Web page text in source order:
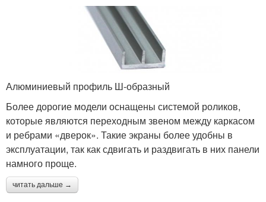
Алюминиевый профиль Ш-образный
Более дорогие модели оснащены системой роликов,
которые являются переходным звеном между каркасом
и ребрами «дверок». Такие экраны более удобны в
эксплуатации, так как сдвигать и раздвигать в них панели
намного проще.
читать дальше →